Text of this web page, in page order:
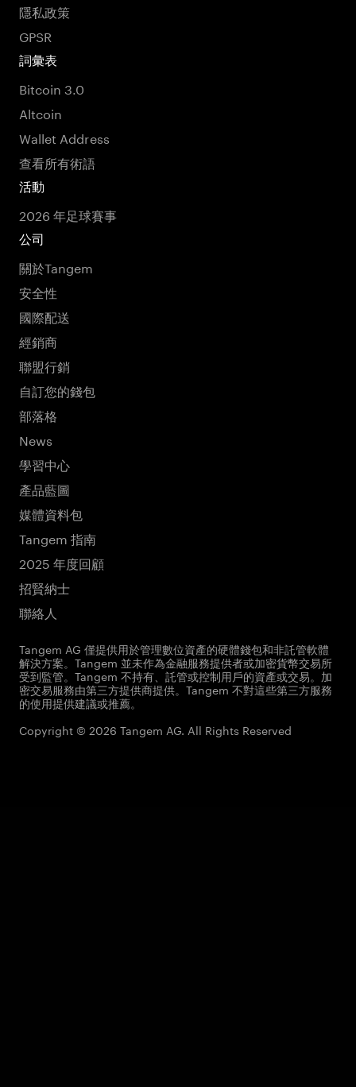
隱私政策
GPSR
詞彙表
Bitcoin 3.0
Altcoin
Wallet Address
查看所有術語
活動
2026 年足球賽事
公司
關於Tangem
安全性
國際配送
經銷商
聯盟行銷
自訂您的錢包
部落格
News
學習中心
產品藍圖
媒體資料包
Tangem 指南
2025 年度回顧
招賢納士
聯絡人
Tangem AG 僅提供用於管理數位資產的硬體錢包和非託管軟體
解決方案。Tangem 並未作為金融服務提供者或加密貨幣交易所
受到監管。Tangem 不持有、託管或控制用戶的資產或交易。加
密交易服務由第三方提供商提供。Tangem 不對這些第三方服務
的使用提供建議或推薦。